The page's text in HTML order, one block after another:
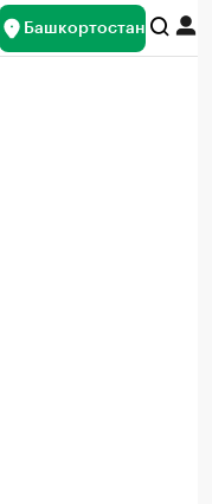
Башкортостан